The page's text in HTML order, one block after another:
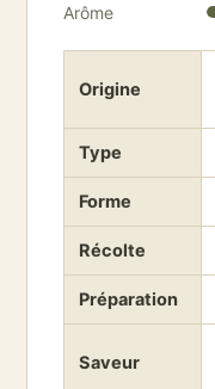
Arôme
Origine
Type
Forme
Récolte
Préparation
Saveur